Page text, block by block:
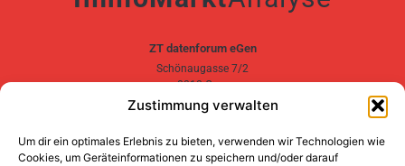
Zustimmung verwalten
Um dir ein optimales Erlebnis zu bieten, verwenden wir Technologien wie
Cookies, um Geräteinformationen zu speichern und/oder darauf
ZT datenforum eGen
Schönaugasse 7/2
8010 Graz
office@zt.co.at